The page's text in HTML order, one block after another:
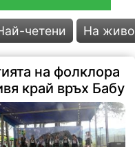
четени На живо
на фолклора
край връх Бабу